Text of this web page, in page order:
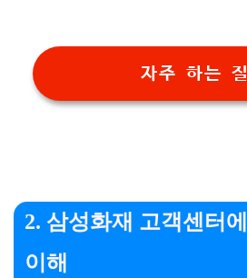
자주 하는
2. 삼성화재 고객센터
이해